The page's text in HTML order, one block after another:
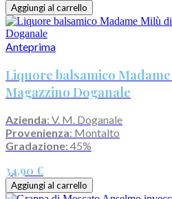
Aggiungi al carrello
Anteprima
Liquore balsamico
Magazzino Doganale
Azienda: V. M. Doganale
Provenienza: Montalto
Gradazione:45%
34,90 €
Aggiungi al carrello